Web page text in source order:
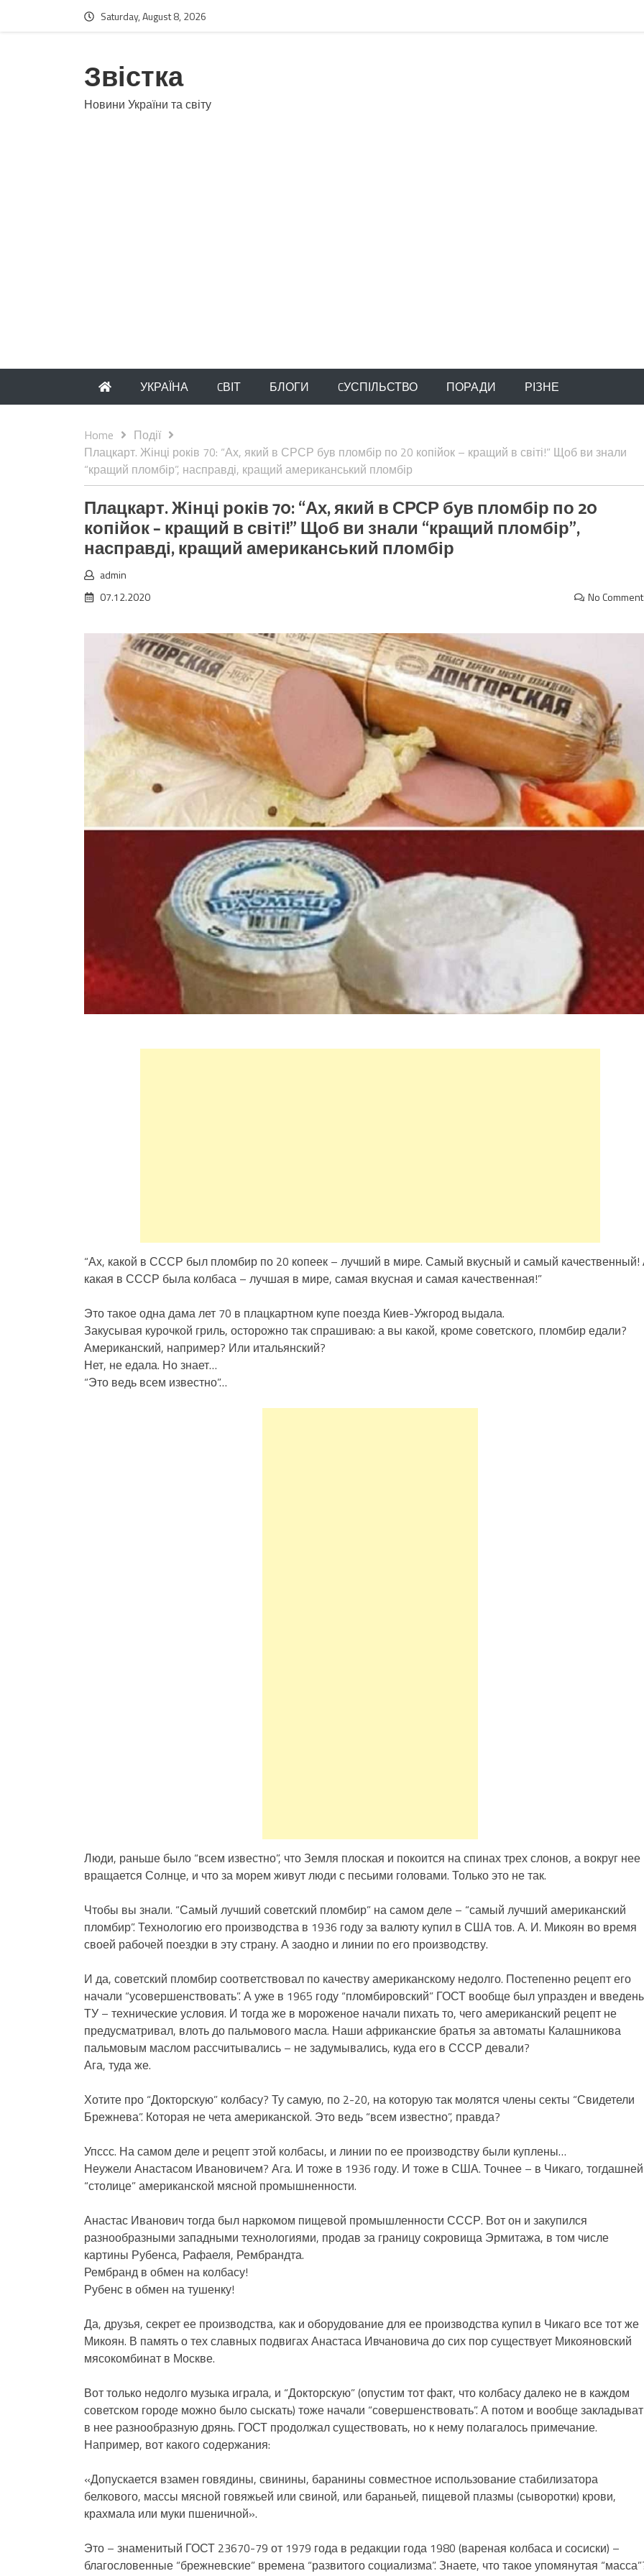
Saturday, August 8, 2026
Звістка
Новини України та світу
УКРАЇНА CВІТ БЛОГИ CУСПІЛЬСТВО ПОРАДИ РІЗНЕ
Home
Події
Плацкарт. Жінці років 70: “Ах, який в СРСР був пломбір по 20 копійок – кращий в світі!” Щоб ви знали
“кращий пломбір”, насправді, кращий американський пломбір
Плацкарт. Жінці років 70: “Ах, який в СРСР був пломбір по 20
копійок – кращий в світі!” Щоб ви знали “кращий пломбір”,
насправді, кращий американський пломбір
admin
07.12.2020
No
“Ах, какой в СССР был пломбир по 20 копеек – лучший в мире. Самый вкусный и самый качественный!
какая в СССР была колбаса – лучшая в мире, самая вкусная и самая качественная!”
Это такое одна дама лет 70 в плацкартном купе поезда Киев-Ужгород выдала.
Закусывая курочкой гриль, осторожно так спрашиваю: а вы какой, кроме советского, пломбир едали?
Американский, например? Или итальянский?
Нет, не едала. Но знает…
“Это ведь всем известно”…
Люди, раньше было “всем известно”, что Земля плоская и покоится на спинах трех слонов, а вокруг нее
вращается Солнце, и что за морем живут люди с песьими головами. Только это не так.
Чтобы вы знали. “Самый лучший советский пломбир” на самом деле – “самый лучший американский
пломбир”. Технологию его производства в 1936 году за валюту купил в США тов. А. И. Микоян во время
своей рабочей поездки в эту страну. А заодно и линии по его производству.
И да, советский пломбир соответствовал по качеству американскому недолго. Постепенно рецепт его
начали “усовершенствовать”. А уже в 1965 году “пломбировский” ГОСТ вообще был упразден и
ТУ – технические условия. И тогда же в мороженое начали пихать то, чего американский рецепт не
предусматривал, влоть до пальмового масла. Наши африканские братья за автоматы Калашникова
пальмовым маслом рассчитывались – не задумывались, куда его в СССР девали?
Ага, туда же.
Хотите про “Докторскую” колбасу? Ту самую, по 2-20, на которую так молятся члены секты “Свидетели
Брежнева”. Которая не чета американской. Это ведь “всем известно”, правда?
Упссс. На самом деле и рецепт этой колбасы, и линии по ее производству были куплены…
Неужели Анастасом Ивановичем? Ага. И тоже в 1936 году. И тоже в США. Точнее – в Чикаго, тогдашней
“столице” американской мясной промышненности.
Анастас Иванович тогда был наркомом пищевой промышленности СССР. Вот он и закупился
разнообразными западными технологиями, продав за границу сокровища Эрмитажа, в том числе
картины Рубенса, Рафаеля, Рембрандта.
Рембранд в обмен на колбасу!
Рубенс в обмен на тушенку!
Да, друзья, секрет ее производства, как и оборудование для ее производства купил в Чикаго все тот же
Микоян. В память о тех славных подвигах Анастаса Ивчановича до сих пор существует Микояновский
мясокомбинат в Москве.
Вот только недолго музыка играла, и “Докторскую” (опустим тот факт, что колбасу далеко не в каждом
советском городе можно было сыскать) тоже начали “совершенствовать”. А потом и вообще
в нее разнообразную дрянь. ГОСТ продолжал существовать, но к нему полагалось примечание.
Например, вот какого содержания:
«Допускается взамен говядины, свинины, баранины совместное использование стабилизатора
белкового, массы мясной говяжьей или свиной, или бараньей, пищевой плазмы (сыворотки) крови,
крахмала или муки пшеничной».
Это – знаменитый ГОСТ 23670-79 от 1979 года в редакции года 1980 (вареная колбаса и сосиски) –
благословенные “брежневские” времена “развитого социализма”. Знаете, что такое упомянутая